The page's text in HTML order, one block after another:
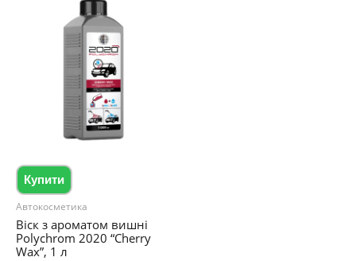
Купити
Автокосметика
Віск з ароматом вишні
Polychrom 2020 “Cherry
Wax”, 1 л